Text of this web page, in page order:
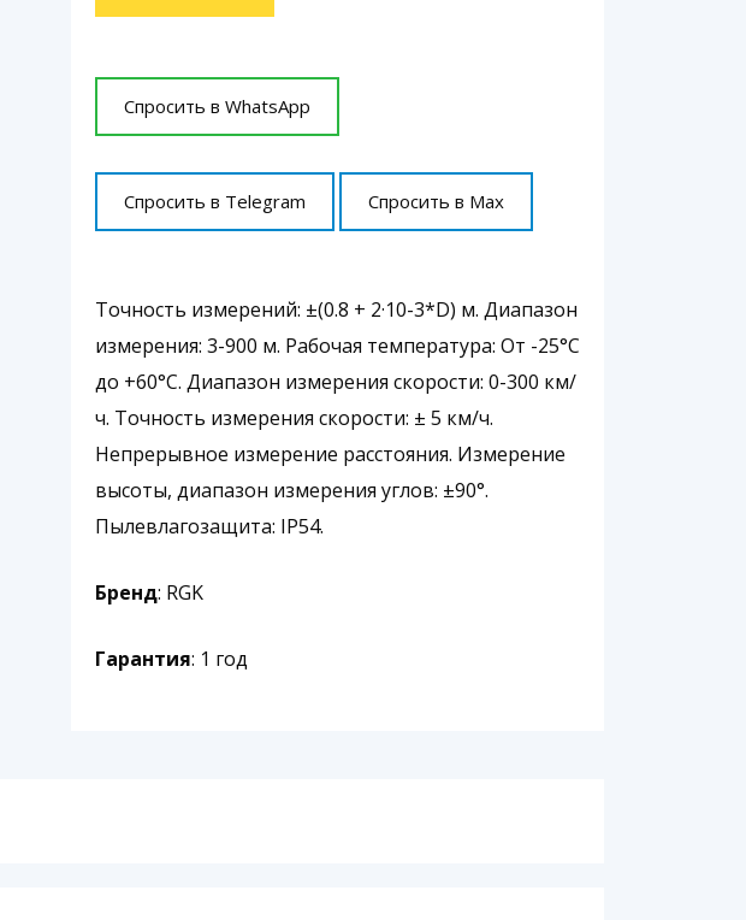
Спросить в WhatsApp
Спросить в Telegram Спросить в Max
Точность измерений: ±(0.8 + 2·10-3*D) м. Диапазон
измерения: 3-900 м. Рабочая температура: От -25°С
до +60°С. Диапазон измерения скорости: 0-300 км/
ч. Точность измерения скорости: ± 5 км/ч.
Непрерывное измерение расстояния. Измерение
высоты, диапазон измерения углов: ±90°.
Пылевлагозащита: IP54.
Бренд: RGK
Гарантия: 1 год